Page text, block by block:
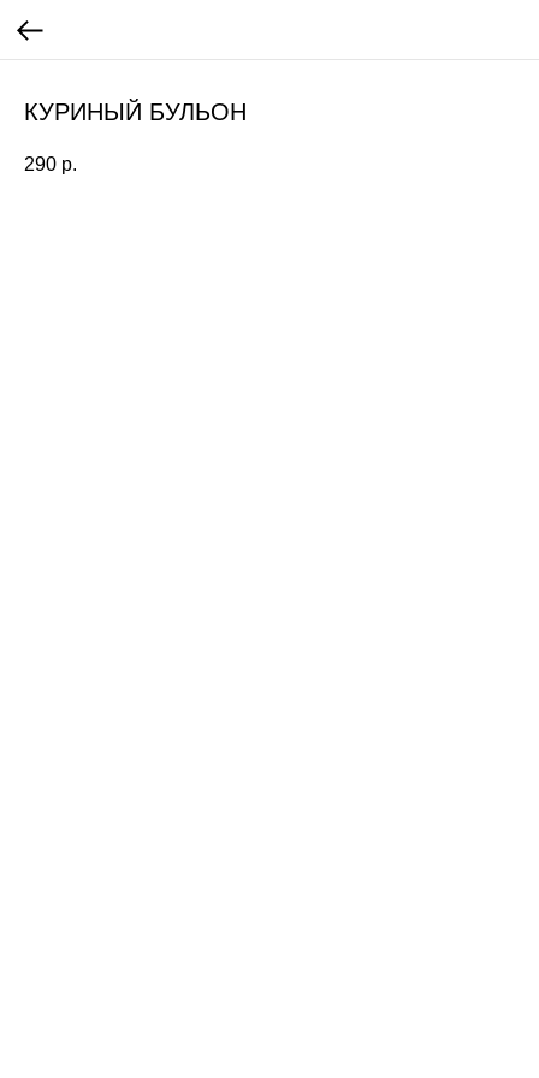
КУРИНЫЙ БУЛЬОН
290 р.